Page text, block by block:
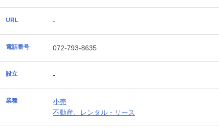
URL -
電話番号 072-793-8635
設立 -
業種
小売
不動産、レンタル・リース